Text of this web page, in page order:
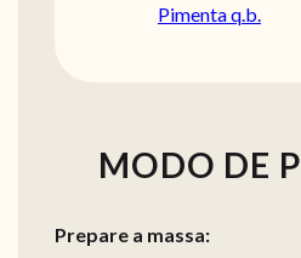
Pimenta q.b.
MODO DE
Prepare a massa: